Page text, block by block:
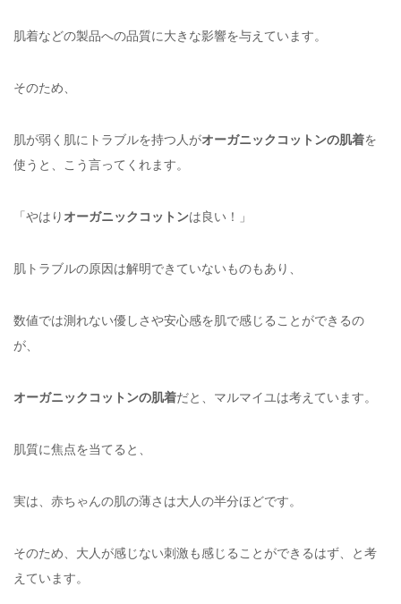
肌着などの製品への品質に大きな影響を与えています。
そのため、
肌が弱く肌にトラブルを持つ人がオーガニックコットンの肌着を
使うと、こう言ってくれます。
「やはり オーガニックコットンは良い！」
肌トラブルの原因は解明できていないものもあり、
数値では測れない優しさや安心感を肌で感じることができるの
が、
オーガニックコットンの肌着だと、マルマイユは考えています。
肌質に焦点を当てると、
実は、赤ちゃんの肌の薄さは大人の半分ほどです。
そのため、大人が感じない刺激も感じることができるはず、と考
えています。